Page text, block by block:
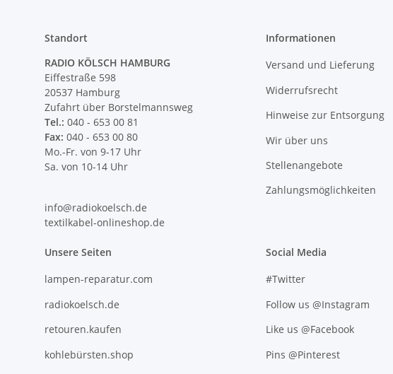
Standort
RADIO KÖLSCH HAMBURG
Eiffestraße 598
20537 Hamburg
Zufahrt über Borstelmannsweg
Tel.: 040 - 653 00 81
Fax: 040 - 653 00 80
Mo.-Fr. von 9-17 Uhr
Sa. von 10-14 Uhr
info@radiokoelsch.de
textilkabel-onlineshop.de
Informationen
Versand und Lieferung
Widerrufsrecht
Hinweise zur Entsorgung
Wir über uns
Stellenangebote
Zahlungsmöglichkeiten
Unsere Seiten
lampen-reparatur.com
radiokoelsch.de
retouren.kaufen
kohlebürsten.shop
Social Media
#Twitter
Follow us @Instagram
Like us @Facebook
Pins @Pinterest